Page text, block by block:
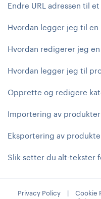
Endre URL adressen til
Hvordan legger jeg til
Hvordan redigerer jeg
Hvordan legger jeg til
Opprette og redigere
Importering av produkter
Eksportering av
Slik setter du alt-tekster
Privacy Policy | Cookie